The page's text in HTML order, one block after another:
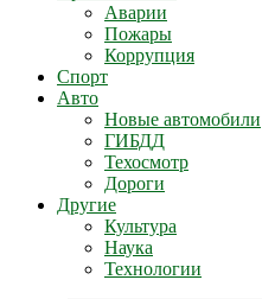
Аварии
Пожары
Коррупция
Спорт
Авто
Новые автомобили
ГИБДД
Техосмотр
Дороги
Другие
Культура
Наука
Технологии